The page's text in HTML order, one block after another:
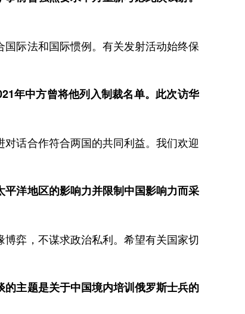
际法和国际惯例。有关发射活动始终保
年中方曾将他列入制裁名单。此次访华
话合作符合两国的共同利益。我们欢迎
洋地区的影响力并限制中国影响力而采
弈，不谋求政治私利。希望有关国家切
主题是关于中国境内培训俄罗斯士兵的